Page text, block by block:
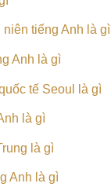
niên tiếng Anh là gì
Anh là gì
tế Seoul là gì
là gì
là gì
Anh là gì